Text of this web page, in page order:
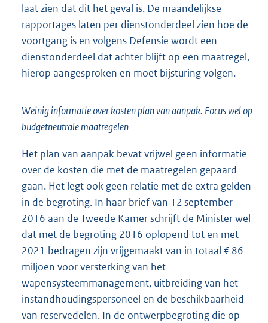
laat zien dat dit het geval is. De maandelijkse
rapportages laten per dienstonderdeel zien hoe de
voortgang is en volgens Defensie wordt een
dienstonderdeel dat achter blijft op een maatregel,
hierop aangesproken en moet bijsturing volgen.
Weinig informatie over kosten plan van aanpak. Focus wel op
budgetneutrale maatregelen
Het plan van aanpak bevat vrijwel geen informatie
over de kosten die met de maatregelen gepaard
gaan. Het legt ook geen relatie met de extra gelden
in de begroting. In haar brief van 12 september
2016 aan de Tweede Kamer schrijft de Minister wel
dat met de begroting 2016 oplopend tot en met
2021 bedragen zijn vrijgemaakt van in totaal € 86
miljoen voor versterking van het
wapensysteemmanagement, uitbreiding van het
instandhoudingspersoneel en de beschikbaarheid
van reservedelen. In de ontwerpbegroting die op